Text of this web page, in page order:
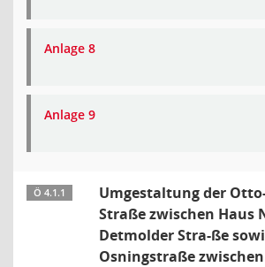
Anlage 8
Anlage 9
Ö 4.1.1
Umgestaltung der
Straße zwischen Haus
Detmolder Stra-ße
Osningstraße